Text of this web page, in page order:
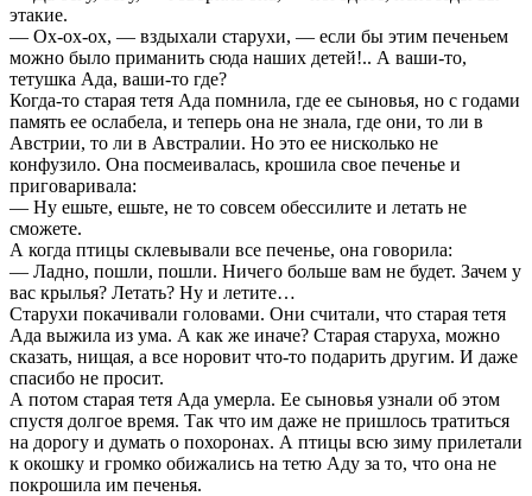
этакие.
— Ох-ох-ох, — вздыхали старухи, — если бы этим печеньем
можно было приманить сюда наших детей!.. А ваши-то,
тетушка Ада, ваши-то где?
Когда-то старая тетя Ада помнила, где ее сыновья, но с годами
память ее ослабела, и теперь она не знала, где они, то ли в
Австрии, то ли в Австралии. Но это ее нисколько не
конфузило. Она посмеивалась, крошила свое печенье и
приговаривала:
— Ну ешьте, ешьте, не то совсем обессилите и летать не
сможете.
А когда птицы склевывали все печенье, она говорила:
— Ладно, пошли, пошли. Ничего больше вам не будет. Зачем у
вас крылья? Летать? Ну и летите…
Старухи покачивали головами. Они считали, что старая тетя
Ада выжила из ума. А как же иначе? Старая старуха, можно
сказать, нищая, а все норовит что-то подарить другим. И даже
спасибо не просит.
А потом старая тетя Ада умерла. Ее сыновья узнали об этом
спустя долгое время. Так что им даже не пришлось тратиться
на дорогу и думать о похоронах. А птицы всю зиму прилетали
к окошку и громко обижались на тетю Аду за то, что она не
покрошила им печенья.